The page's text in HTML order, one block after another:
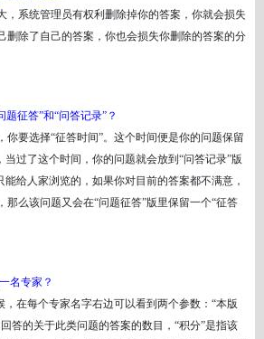
，系统管理员有权利删除掉你的答案，你就会损失
删除了自己的答案，你也会损失你删除的答案的分
征答”和“问答记录”？
你要选择“征答时间”。这个时间便是你的问题保留
当过了这个时间，你的问题就会放到“问答记录”版
能给人家浏览的，如果你对目前的答案都不满意，
那么该问题又会在“问题征答”版里保留一个“征答
名专家？
，在每个专家名字右边可以看到两个参数：“本版
答的关于此类问题的答案的数目，“积分”是指该